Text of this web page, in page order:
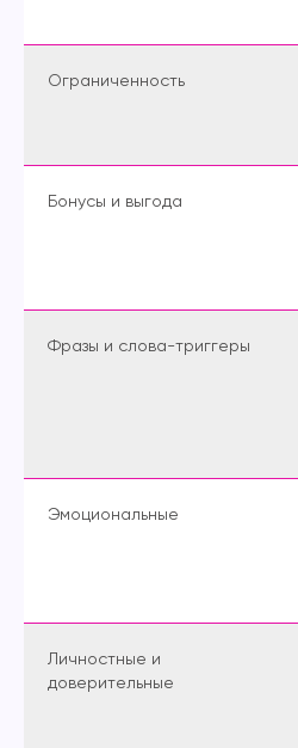
Ограниченность
Бонусы и выгода
Фразы и слова-триггеры
Эмоциональные
Личностные и
доверительные